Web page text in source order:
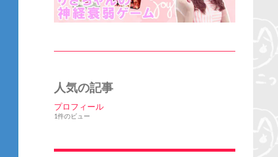
人気の記事
プロフィール
1件のビュー